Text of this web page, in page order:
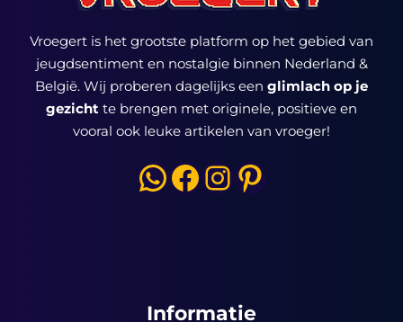
Vroegert is het grootste platform op het gebied van
jeugdsentiment en nostalgie binnen Nederland &
België. Wij proberen dagelijks een glimlach op je
gezicht te brengen met originele, positieve en
vooral ook leuke artikelen van vroeger!
WhatsApp
Facebook
Instagram
Pinterest
Informatie